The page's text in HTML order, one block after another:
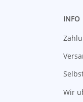
INFO
Wir